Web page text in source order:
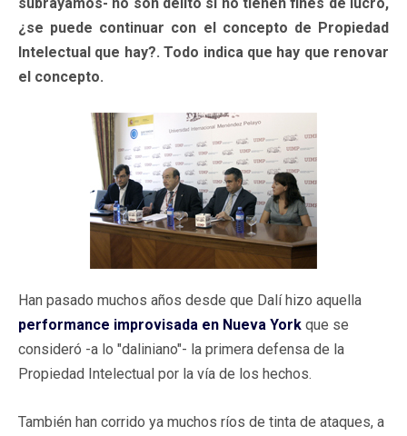
¿se puede continuar con el concepto de Propiedad
Intelectual que hay?. Todo indica que hay que renovar
el concepto.
Han pasado muchos años desde que Dalí hizo aquella
performance improvisada en Nueva York que se
consideró -a lo "daliniano"- la primera defensa de la
Propiedad Intelectual por la vía de los hechos.
También han corrido ya muchos ríos de tinta de ataques, a